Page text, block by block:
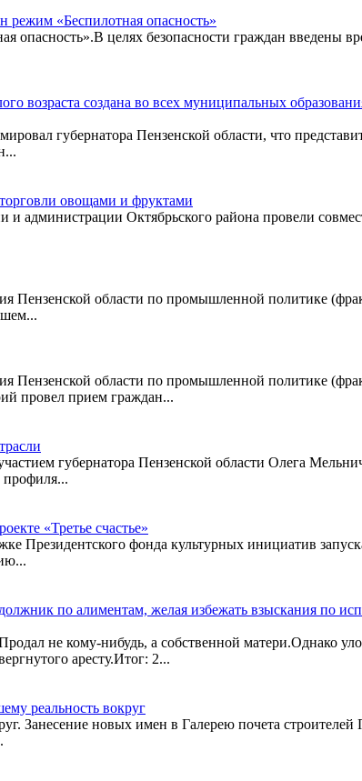
режим «Беспилотная опасность»
опасность».В целях безопасности граждан введены
возраста создана во всех муниципальных
губернатора Пензенской области, что
овощами и фруктами
и администрации Октябрьского района провели
Пензенской области по промышленной политике
Пензенской области по промышленной политике
провел прием граждан...
губернатора Пензенской области Олега
профиля...
«Третье счастье»
фонда культурных инициатив
по алиментам, желая избежать взыскания по
не кому-нибудь, а собственной матери.Однако
аресту.Итог: 2...
реальность вокруг
Занесение новых имен в Галерею почета строителей